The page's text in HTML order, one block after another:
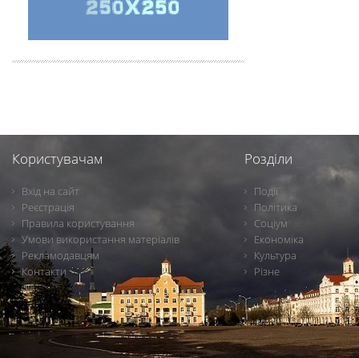
Користувачам
Вхід на сайт
Реєстрація
Правила користування
Умови використання матеріалів
Рекламодавцям
Контакти
Розділи
Події
Політика
Соціум
Економіка
Культура
Різне